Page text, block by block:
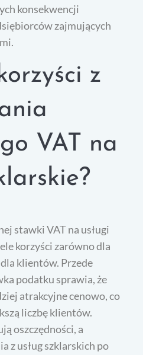
konsekwencji
zajmujących
z
VAT na
stawki VAT na usługi
korzyści zarówno dla
klientów. Przede
podatku sprawia, że
atrakcyjne cenowo, co
liczbę klientów.
oszczędności, a
z usług szklarskich po